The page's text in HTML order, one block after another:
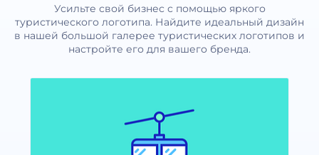
Усильте свой бизнес с помощью яркого
туристического логотипа. Найдите идеальный дизайн
в нашей большой галерее туристических логотипов и
настройте его для вашего бренда.